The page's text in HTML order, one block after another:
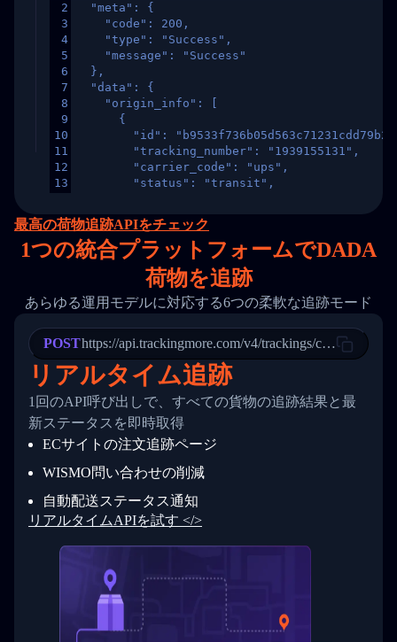
2
3
4
5
6
7
8
9
10
11
12
13
15
16
17
18
20
21
22
23
24
25
26
27
28
29
30
31
33
34
  "meta": {
    "code": 200,
    "type": "Success",
    "message": "Success"
  },
  "data": {
    "origin_info": [
      {
"id":
        "tracking_number": "1939155131",
        "carrier_code": "ups",
        "status": "transit",
"destination_country": "United
        "itemTimeLength": 2,
        "weblink": "",
        "phone": null,
        "trackinfo": [
          {
            "Date": "2017-03-08 04: 22: 00",
"StatusDescription": "Departed
"Details": "Departed Facility
          },
          {
            "Date": "2017-03-06 15:28:00",
"StatusDescription": "Shipment
"Details": "BEIJING-
          }
        ]
      }
  }
}
最高の荷物追跡APIをチェック
1つの統合プラットフォームでDADA
荷物を追跡
あらゆる運用モデルに対応する6つの柔軟な追跡モード
POSThttps://api.trackingmore.com/v4/trackings/create
リアルタイム追跡
1回のAPI呼び出しで、すべての貨物の追跡結果と最
新ステータスを即時取得
ECサイトの注文追跡ページ
WISMO問い合わせの削減
自動配送ステータス通知
リアルタイムAPIを試す </>